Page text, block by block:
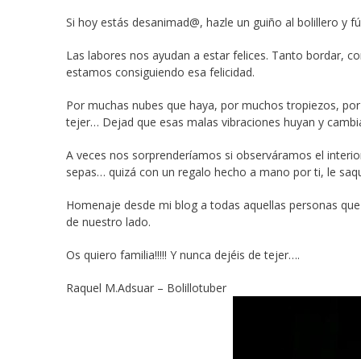
Si hoy estás desanimad@, hazle un guiño al bolillero y
Las labores nos ayudan a estar felices. Tanto bordar,
estamos consiguiendo esa felicidad.
Por muchas nubes que haya, por muchos tropiezos,
tejer… Dejad que esas malas vibraciones huyan y
A veces nos sorprenderíamos si observáramos el
sepas… quizá con un regalo hecho a mano por ti, le
Homenaje desde mi blog a todas aquellas personas
de nuestro lado.
Os quiero familia!!!!! Y nunca dejéis de tejer….
Raquel M.Adsuar – Bolillotuber